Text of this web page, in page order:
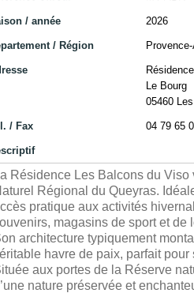
/ année 2026
/ Région
Le Bourg
05460
/ Fax 04 79 65
Résidence Les Balcons du Viso
Régional du Queyras.
pratique aux activités
magasins de sport et de
architecture typiquement
havre de paix, parfait
aux portes de la Réserve
nature préservée et